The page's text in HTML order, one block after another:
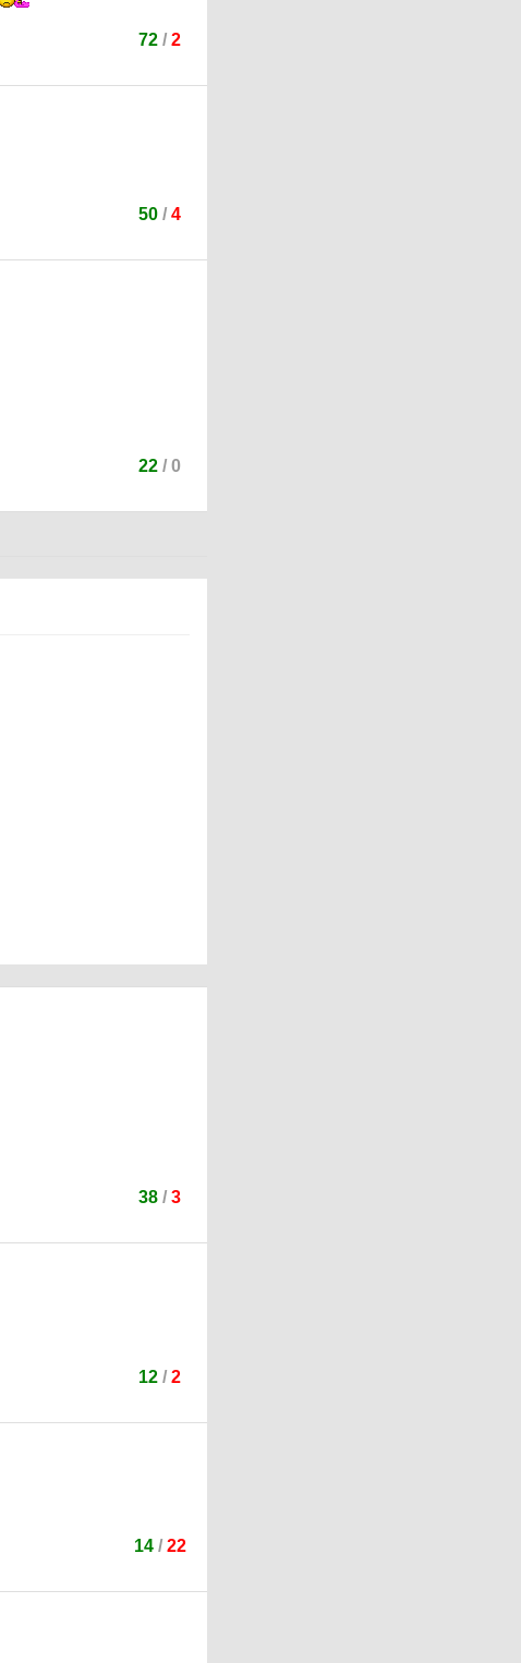
72 / 2
50 / 4
22 / 0
38 / 3
12 / 2
14/ 22